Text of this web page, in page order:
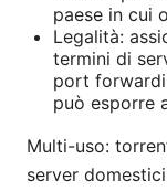
paese in cui
Legalità:
termini di
port
può esporre
Multi-uso:
server domestici